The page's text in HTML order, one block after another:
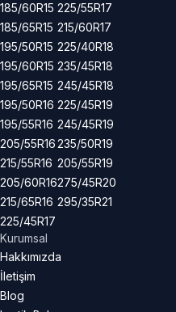
185/60R15
185/65R15
195/50R15
195/60R15
195/65R15
195/50R16
195/55R16
205/55R16
215/55R16
205/60R16
215/65R16
225/45R17
225/55R17
215/60R17
225/40R18
235/45R18
245/45R18
225/45R19
245/45R19
235/50R19
205/55R19
275/45R20
295/35R21
Kurumsal
Hakkımızda
İletişim
Blog